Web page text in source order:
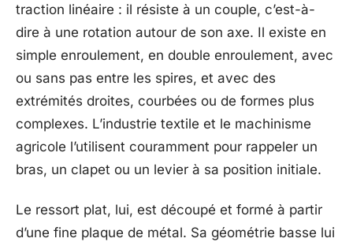
traction linéaire : il résiste à un couple, c’est-à-
dire à une rotation autour de son axe. Il existe en
simple enroulement, en double enroulement, avec
ou sans pas entre les spires, et avec des
extrémités droites, courbées ou de formes plus
complexes. L’industrie textile et le machinisme
agricole l’utilisent couramment pour rappeler un
bras, un clapet ou un levier à sa position initiale.
Le ressort plat, lui, est découpé et formé à partir
d’une fine plaque de métal. Sa géométrie basse lui